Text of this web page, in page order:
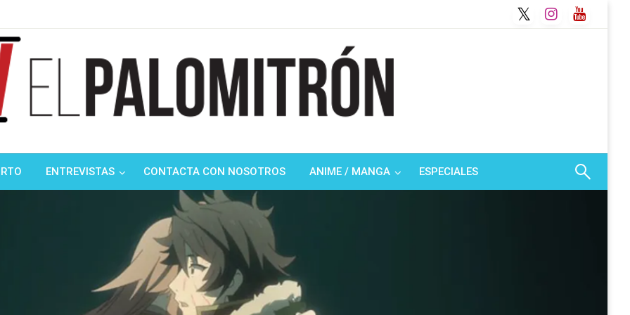
ENTREVISTAS CONTACTA CON NOSOTROS ANIME / MANGA ESPECIALES